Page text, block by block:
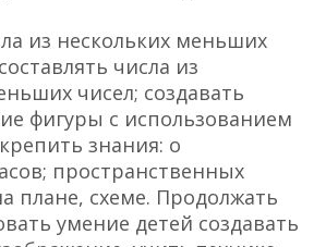
из нескольких меньших
числа из
чисел; создавать
фигуры с использованием
знания: о
пространственных
плане, схеме. Продолжать
умение детей создавать